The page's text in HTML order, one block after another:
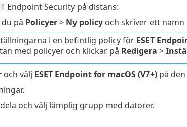
Endpoint Security på distans:
du på Policyer> Ny policyoch skriver ett namn
i en befintlig policy för ESET
med policyer och klickar på Redigera >
och välj ESET Endpoint for macOS (V7+)på den
och välj lämplig grupp med datorer.